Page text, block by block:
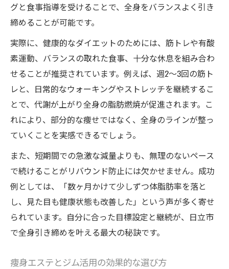
ダイエット成功者のリアルな声を紹介
日立市で選ばれる痩身メソッドを解説
忙しい毎日でも実践できる引き締め術
短時間でも効果的な全身ダイエット術
忙しい人向けダイエット続けるコツ
日立市の全身引き締め簡単エクササイズ
スキマ時間活用で全身引き締めを目指す
日常動作に取り入れるダイエット方法
効果的な全身ダイエット計画の立て方
日立市で話題の痩身プランを徹底解説
自分に合ったダイエット目標の設定法
ダイエット経過を記録し効果を実感する
痩身エステの施術回数と実感ポイント
グと食事指導を受けることで、全身をバランスよく引き
締めることが可能です。
実際に、健康的なダイエットのためには、筋トレや有酸
素運動、バランスの取れた食事、十分な休息を組み合わ
せることが推奨されています。例えば、週2～3回の筋ト
レと、日常的なウォーキングやストレッチを継続するこ
とで、代謝が上がり全身の脂肪燃焼が促進されます。こ
れにより、部分的な痩せではなく、全身のラインが整っ
ていくことを実感できるでしょう。
また、短期間での急激な減量よりも、無理のないペース
で続けることがリバウンド防止には欠かせません。成功
例としては、「数ヶ月かけて少しずつ体脂肪率を落と
し、見た目も健康状態も改善した」という声が多く寄せ
られています。自分に合った目標設定と継続が、日立市
で全身引き締めを叶える最大の秘訣です。
痩身エステとジム活用の効果的な選び方